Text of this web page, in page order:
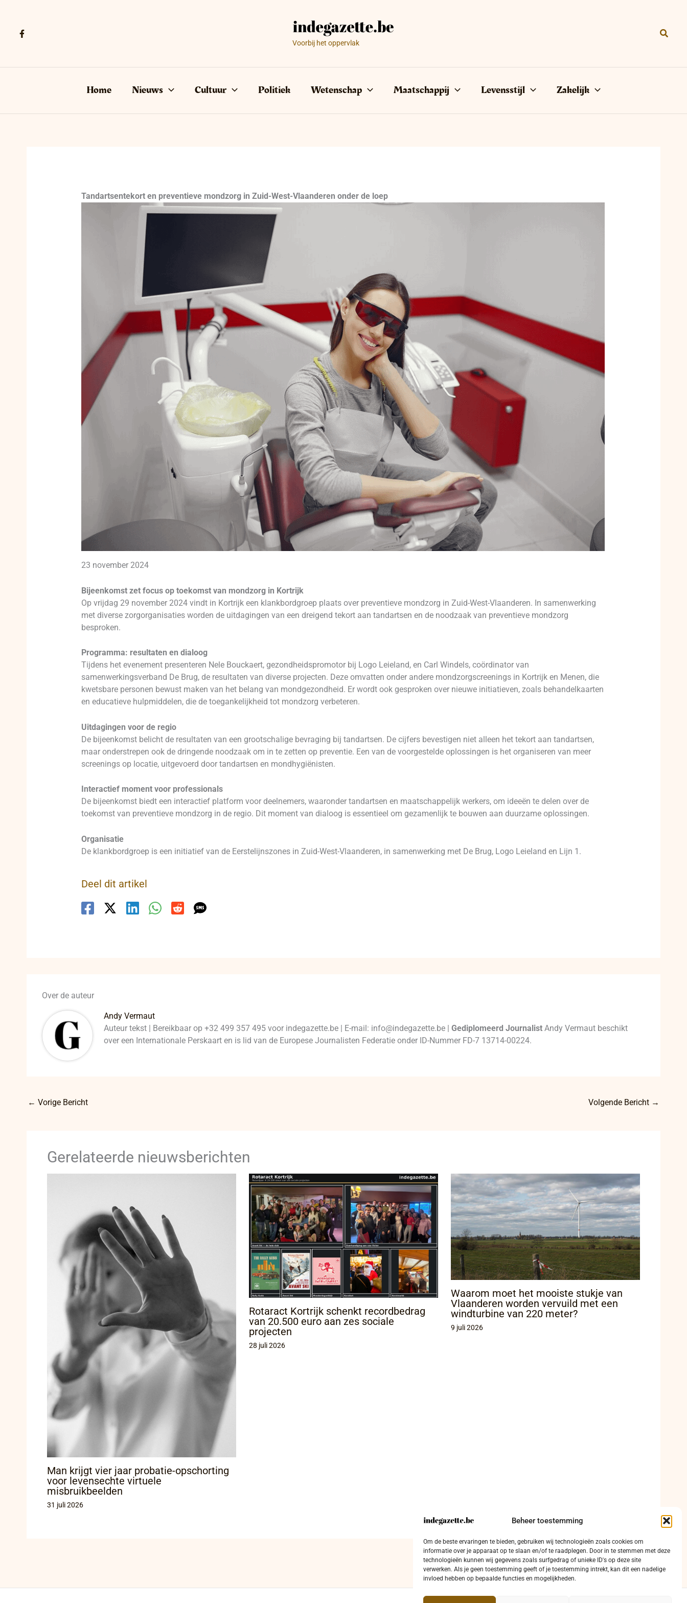
Beheer toestemming
Om de beste ervaringen te bieden, gebruiken wij technologieën zoals cookies om
informatie over je apparaat op te slaan en/of te raadplegen. Door in te stemmen met deze
technologieën kunnen wij gegevens zoals surfgedrag of unieke ID's op deze site
verwerken. Als je geen toestemming geeft of je toestemming intrekt, kan dit een nadelige
invloed hebben op bepaalde functies en mogelijkheden.
Voorbij het oppervlak
Home Nieuws Cultuur Politiek Wetenschap Maatschappij Levensstijl Zakelijk
Tandartsentekort en preventieve mondzorg in Zuid-West-Vlaanderen onder de loep
23 november 2024
Bijeenkomst zet focus op toekomst van mondzorg in Kortrijk
Op vrijdag 29 november 2024 vindt in Kortrijk een klankbordgroep plaats over preventieve mondzorg in Zuid-West-Vlaanderen. In samenwerking
met diverse zorgorganisaties worden de uitdagingen van een dreigend tekort aan tandartsen en de noodzaak van preventieve mondzorg
besproken.
Programma: resultaten en dialoog
Tijdens het evenement presenteren Nele Bouckaert, gezondheidspromotor bij Logo Leieland, en Carl Windels, coördinator van
samenwerkingsverband De Brug, de resultaten van diverse projecten. Deze omvatten onder andere mondzorgscreenings in Kortrijk en Menen, die
kwetsbare personen bewust maken van het belang van mondgezondheid. Er wordt ook gesproken over nieuwe initiatieven, zoals behandelkaarten
en educatieve hulpmiddelen, die de toegankelijkheid tot mondzorg verbeteren.
Uitdagingen voor de regio
De bijeenkomst belicht de resultaten van een grootschalige bevraging bij tandartsen. De cijfers bevestigen niet alleen het tekort aan tandartsen,
maar onderstrepen ook de dringende noodzaak om in te zetten op preventie. Een van de voorgestelde oplossingen is het organiseren van meer
screenings op locatie, uitgevoerd door tandartsen en mondhygiënisten.
Interactief moment voor professionals
De bijeenkomst biedt een interactief platform voor deelnemers, waaronder tandartsen en maatschappelijk werkers, om ideeën te delen over de
toekomst van preventieve mondzorg in de regio. Dit moment van dialoog is essentieel om gezamenlijk te bouwen aan duurzame oplossingen.
Organisatie
De klankbordgroep is een initiatief van de Eerstelijnszones in Zuid-West-Vlaanderen, in samenwerking met De Brug, Logo Leieland en Lijn 1.
Deel dit artikel
Over de auteur
Andy Vermaut
Auteur tekst | Bereikbaar op +32 499 357 495 voor indegazette.be | E-mail: info@indegazette.be |Gediplomeerd Journalist Andy Vermaut beschikt
over een Internationale Perskaart en is lid van de Europese Journalisten Federatie onder ID-Nummer FD-7 13714-00224.
← Vorige Bericht Volgende Bericht →
Gerelateerde nieuwsberichten
Man krijgt vier jaar probatie-opschorting
voor levensechte virtuele
misbruikbeelden
31 juli 2026
Rotaract Kortrijk schenkt recordbedrag
van 20.500 euro aan zes sociale
projecten
28 juli 2026
Waarom moet het mooiste stukje van
Vlaanderen worden vervuild met een
windturbine van 220 meter?
9 juli 2026